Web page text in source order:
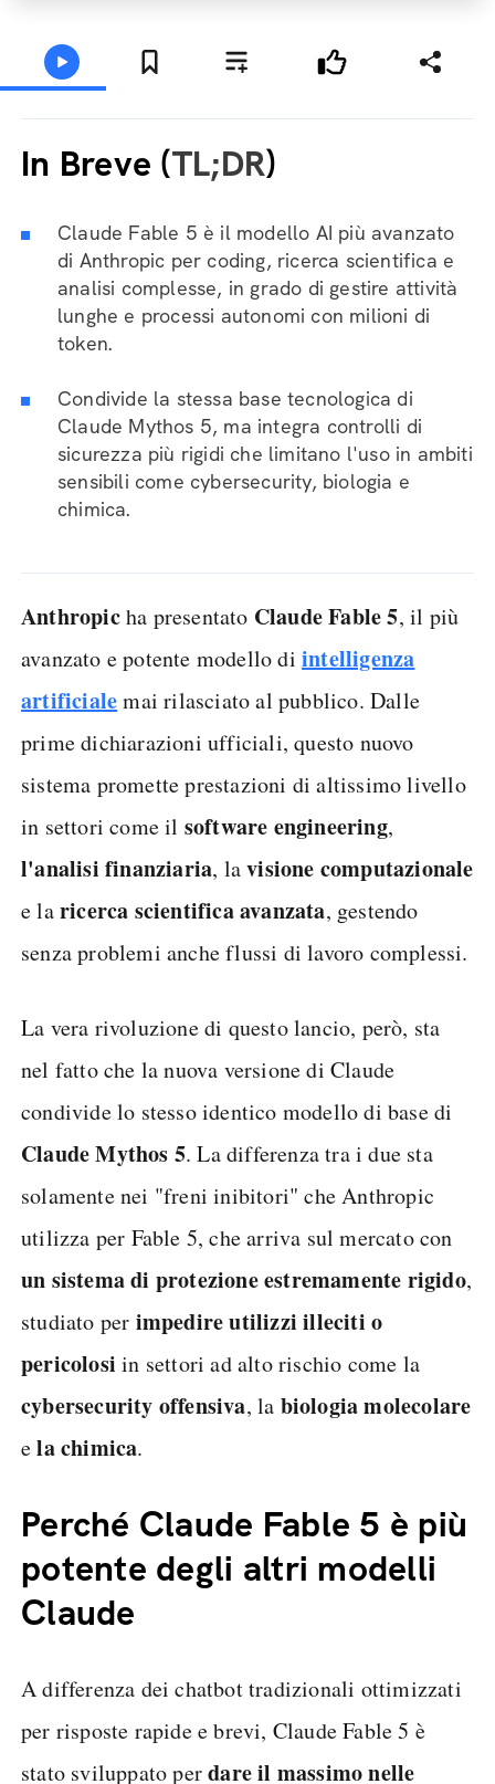
In Breve (TL;DR)
Claude Fable 5 è il modello AI più avanzato
di Anthropic per coding, ricerca scientifica e
analisi complesse, in grado di gestire attività
lunghe e processi autonomi con milioni di
token.
Condivide la stessa base tecnologica di
Claude Mythos 5, ma integra controlli di
sicurezza più rigidi che limitano l'uso in ambiti
sensibili come cybersecurity, biologia e
chimica.
Anthropicha presentato Claude Fable 5, il più
avanzato e potente modello di intelligenza
artificialemai rilasciato al pubblico. Dalle
prime dichiarazioni ufficiali, questo nuovo
sistema promette prestazioni di altissimo livello
in settori come il software engineering,
l'analisi finanziaria, lavisione computazionale
e laricerca scientifica avanzata, gestendo
senza problemi anche flussi di lavoro complessi.
La vera rivoluzione di questo lancio, però, sta
nel fatto che la nuova versione di Claude
condivide lo stesso identico modello di base di
Claude Mythos 5. La differenza tra i due sta
solamente nei "freni inibitori" che Anthropic
utilizza per Fable 5, che arriva sul mercato con
un sistema di protezione estremamente rigido,
studiato per impedire utilizzi illeciti o
pericolosiin settori ad alto rischio come la
cybersecurity offensiva, la biologia molecolare
ela chimica.
Perché Claude Fable 5 è più
potente degli altri modelli
Claude
A differenza dei chatbot tradizionali ottimizzati
per risposte rapide e brevi, Claude Fable 5 è
stato sviluppato perdare il massimo nelle